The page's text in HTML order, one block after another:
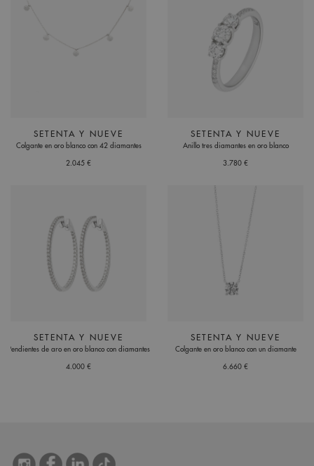
SETENTA Y NUEVE
Colgante en oro blanco con 42 diamantes
2.045 €
SETENTA Y NUEVE
Anillo tres diamantes en oro blanco
3.780 €
SETENTA Y NUEVE
Pendientes de aro en oro blanco con diamantes
4.000 €
SETENTA Y NUEVE
Colgante en oro blanco con un diamante
6.660 €